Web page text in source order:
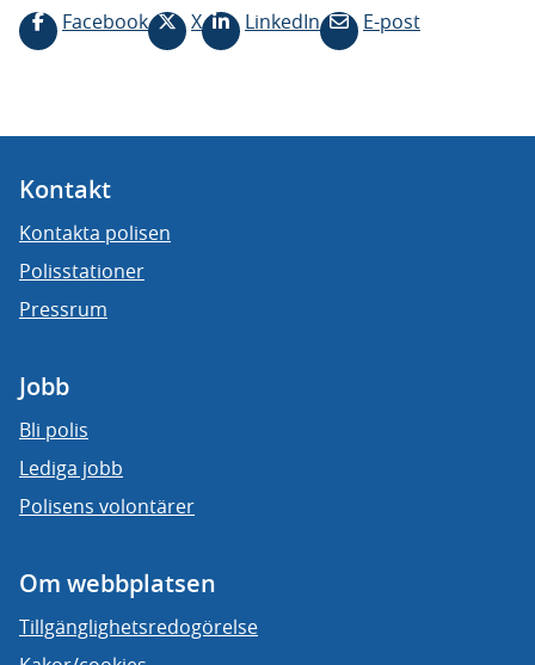
Facebook
X LinkedIn E-post
Kontakt
Kontakta polisen
Polisstationer
Pressrum
Jobb
Bli polis
Lediga jobb
Polisens volontärer
Om webbplatsen
Tillgänglighetsredogörelse